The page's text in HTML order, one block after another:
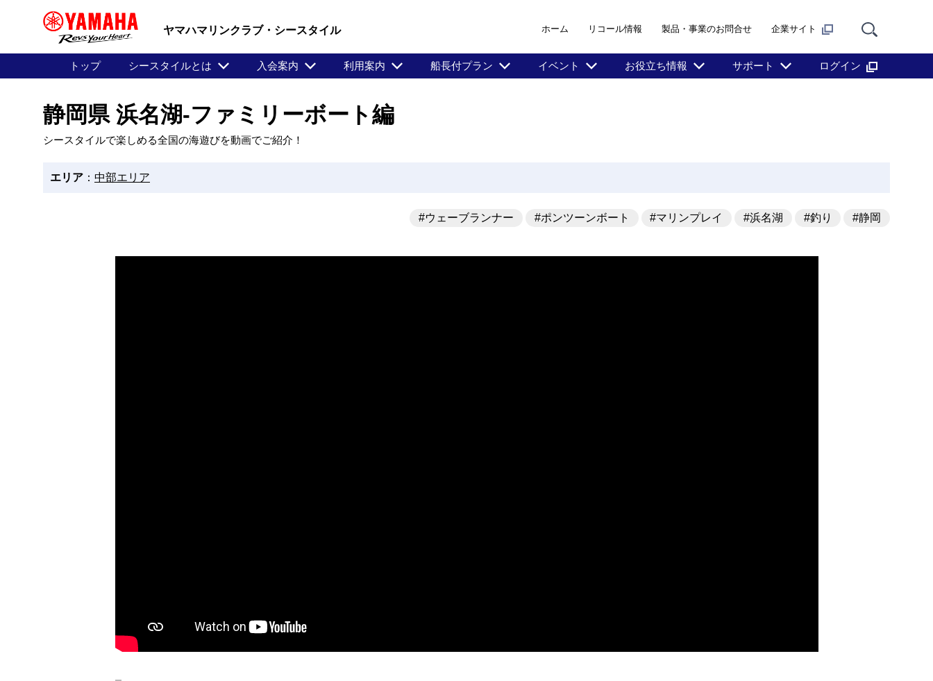
ヤマハマリンクラブ・シースタイル ホーム リコール情報 製品・事業のお問合せ 企業サイト
トップ シースタイルとは 入会案内 利用案内 船長付プラン イベント お役立ち情報 サポート ログイン
静岡県 浜名湖-ファミリーボート編
シースタイルで楽しめる全国の海遊びを動画でご紹介！
エリア ： 中部エリア
#ウェーブランナー #ポンツーンボート #マリンプレイ #浜名湖 #釣り #静岡